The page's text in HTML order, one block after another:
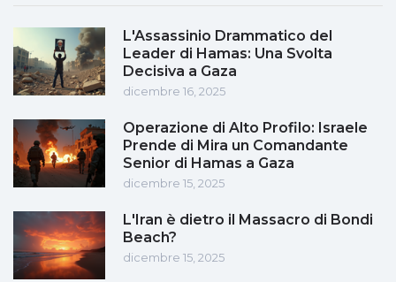
L'Assassinio Drammatico del
Leader di Hamas: Una Svolta
Decisiva a Gaza
dicembre 16, 2025
Operazione di Alto Profilo: Israele
Prende di Mira un Comandante
Senior di Hamas a Gaza
dicembre 15, 2025
L'Iran è dietro il Massacro di Bondi
Beach?
dicembre 15, 2025